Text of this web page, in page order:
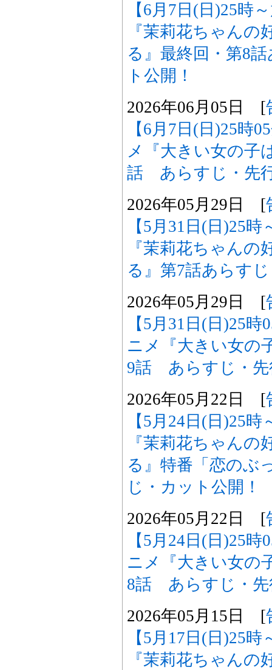
【6月7日(日)25時
『茉莉花ちゃん
る』最終回・第8
ト公開！
2026年06月05日 [
【6月7日(日)25時
メ『大きい女の子
話 あらすじ・先
2026年05月29日 [
【5月31日(日)25
『茉莉花ちゃん
る』第7話あらす
2026年05月29日 [
【5月31日(日)25
ニメ『大きい女の
9話 あらすじ・先
2026年05月22日 [
【5月24日(日)25
『茉莉花ちゃん
る』特番「恋のぶ
じ・カット公開！
2026年05月22日 [
【5月24日(日)25
ニメ『大きい女の
8話 あらすじ・先
2026年05月15日 [
【5月17日(日)25
『茉莉花ちゃん